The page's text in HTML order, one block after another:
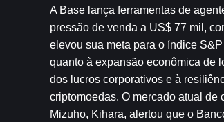
A Base lança ferramentas de
pressão de venda a US$ 77 mil,
elevou sua meta para o índice
quanto à expansão econômica de
dos lucros corporativos e à
criptomoedas. O mercado atual de
Mizuho, ​​Kihara, alertou que o